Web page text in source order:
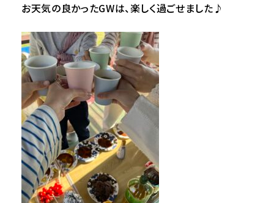
お天気の良かったGWは、楽しく過ごせました♪